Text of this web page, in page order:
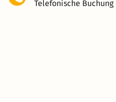
Telefonische Buchung